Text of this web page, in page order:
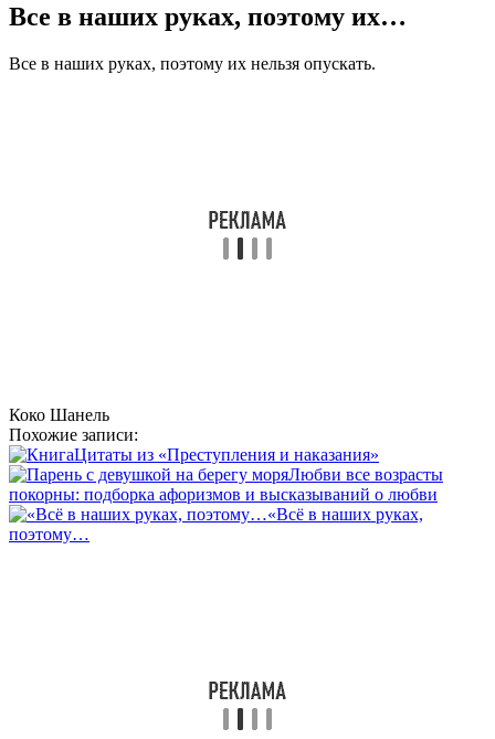
Все в наших руках, поэтому их…
Все в наших руках, поэтому их нельзя опускать.
Коко Шанель
Похожие записи:
Цитаты из «Преступления и наказания»
Любви все возрасты
покорны: подборка афоризмов и высказываний о любви
«Всё в наших руках,
поэтому…